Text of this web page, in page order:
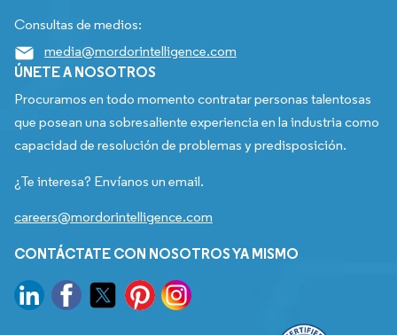
Consultas de medios:
media@mordorintelligence.com
ÚNETE A NOSOTROS
Procuramos en todo momento contratar personas talentosas
que posean una sobresaliente experiencia en la industria como
capacidad de resolución de problemas y predisposición.
¿Te interesa? Envíanos un email.
careers@mordorintelligence.com
CONTÁCTATE CON NOSOTROS YA MISMO